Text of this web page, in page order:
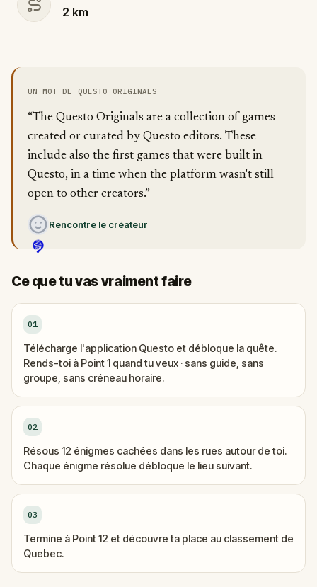
2 km
UN MOT DE QUESTO ORIGINALS
“The Questo Originals are a collection of games
created or curated by Questo editors. These
include also the first games that were built in
Questo, in a time when the platform wasn't still
open to other creators.”
Rencontre le créateur
Ce que tu vas vraiment faire
01
Télécharge l'application Questo et débloque la quête.
Rends-toi à Point 1 quand tu veux · sans guide, sans
groupe, sans créneau horaire.
02
Résous 12 énigmes cachées dans les rues autour de toi.
Chaque énigme résolue débloque le lieu suivant.
03
Termine à Point 12 et découvre ta place au classement de
Quebec.